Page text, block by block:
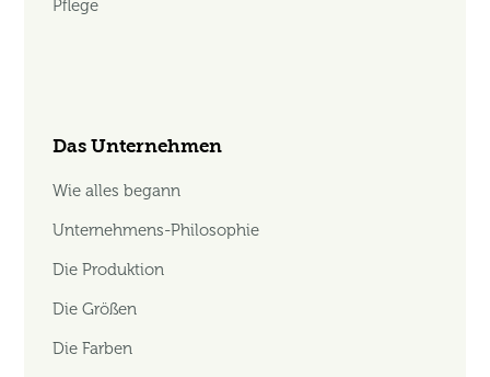
Pflege
Das Unternehmen
Wie alles begann
Unternehmens-Philosophie
Die Produktion
Die Größen
Die Farben